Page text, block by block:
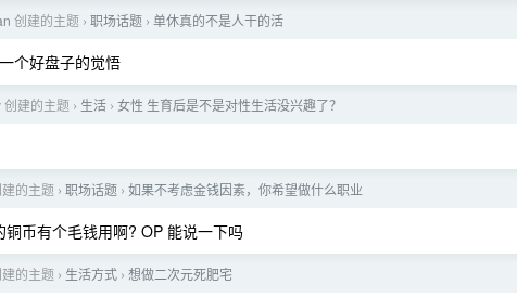
创建的主题 › 职场话题 › 单休真的不是人干的活
个好盘子的觉悟
创建的主题 › 生活 › 女性 生育后是不是对性生活没兴趣了？
的主题 › 职场话题 › 如果不考虑金钱因素，你希望做什么职业
铜币有个毛钱用啊? OP 能说一下吗
的主题 › 生活方式 › 想做二次元死肥宅